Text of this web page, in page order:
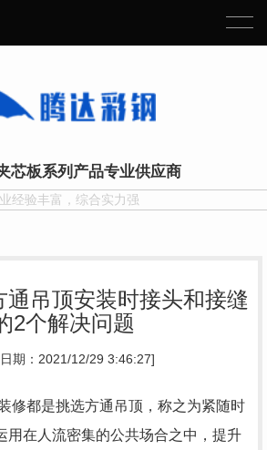
芯板系列产品专业供应商
经验丰富，综合实力强
通吊顶安装时接头和接缝
2个解决问题
期：2021/12/29 3:46:27]
都是挑选方通吊顶，称之为紧随时
用在人流密集的公共场合之中，提升